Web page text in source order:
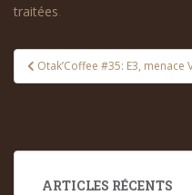
traitées.
Navigation
de
Otak’Coffee #35: E3,
ARTICLES RÉCENTS